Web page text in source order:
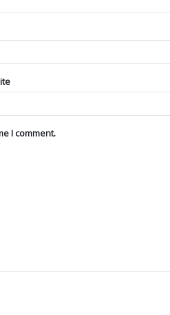
I comment.